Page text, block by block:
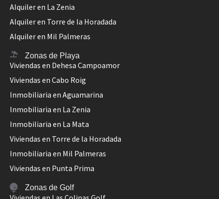
Alquiler en La Zenia
Alquiler en Torre de la Horadada
Alquiler en Mil Palmeras
Zonas de Playa
Viviendas en Dehesa Campoamor
Viviendas en Cabo Roig
Inmobiliaria en Aguamarina
Inmobiliaria en La Zenia
Inmobiliaria en La Mata
Viviendas en Torre de la Horadada
Inmobiliaria en Mil Palmeras
Viviendas en Punta Prima
Zonas de Golf